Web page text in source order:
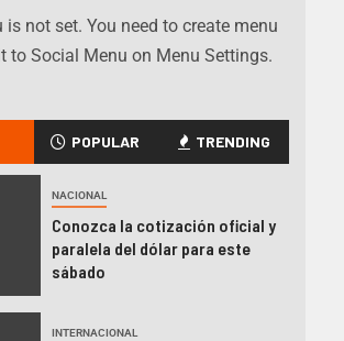
is not set. You need to create menu
to Social Menu on Menu Settings.
POPULAR TRENDING
NACIONAL
Conozca la cotización oficial y
paralela del dólar para este
sábado
INTERNACIONAL